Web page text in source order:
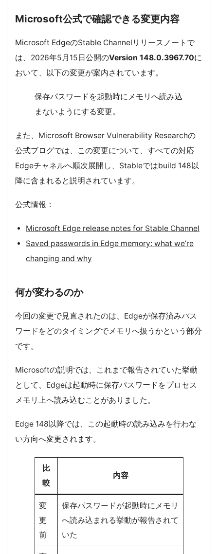
Microsoft公式で確認できる変更内容
Microsoft EdgeのStable Channelリリースノートで
は、2026年5月15日公開のVersion 148.0.3967.70に
おいて、以下の変更が案内されています。
保存パスワードを起動時にメモリへ読み込
まないようにする変更。
また、Microsoft Browser Vulnerability Researchの
公式ブログでは、この変更について、すべての対応
Edgeチャネルへ順次展開し、Stableではbuild 148以
降に含まれると説明されています。
公式情報：
Microsoft Edge release notes for Stable Channel
Saved passwords in Edge memory: what we’re
changing and why
何が変わるのか
今回の変更で見直されたのは、Edgeが保存済みパス
ワードをどのタイミングでメモリへ扱うかという部分
です。
Microsoftの説明では、これまで報告されていた挙動
として、Edgeは起動時に保存パスワードをプロセス
メモリ上へ読み込むことがありました。
Edge 148以降では、この起動時の読み込みを行わな
い方向へ変更されます。
比
較
内容
変
更
前
保存パスワードが起動時にメモリ
へ読み込まれる挙動が報告されて
いた